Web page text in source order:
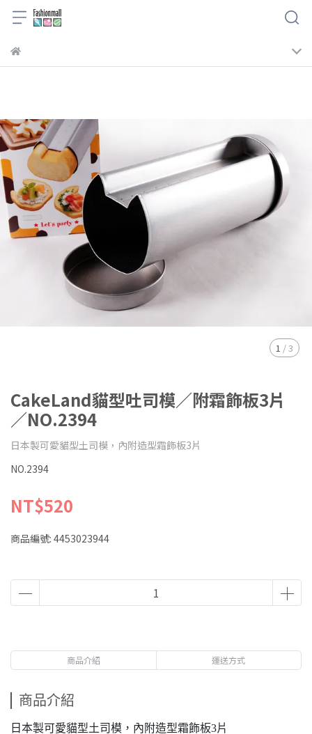
1 /3
CakeLand貓型吐司模／附霜飾板3片
／NO.2394
日本製可愛貓型土司模，內附造型霜飾板3片
NO.2394
NT$520
商品編號: 4453023944
商品介紹 運送方式
商品介紹
日本製可愛貓型土司模，內附造型霜飾板3片